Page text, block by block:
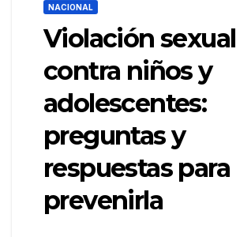
NACIONAL
Violación sexual
contra niños y
adolescentes:
preguntas y
respuestas para
prevenirla